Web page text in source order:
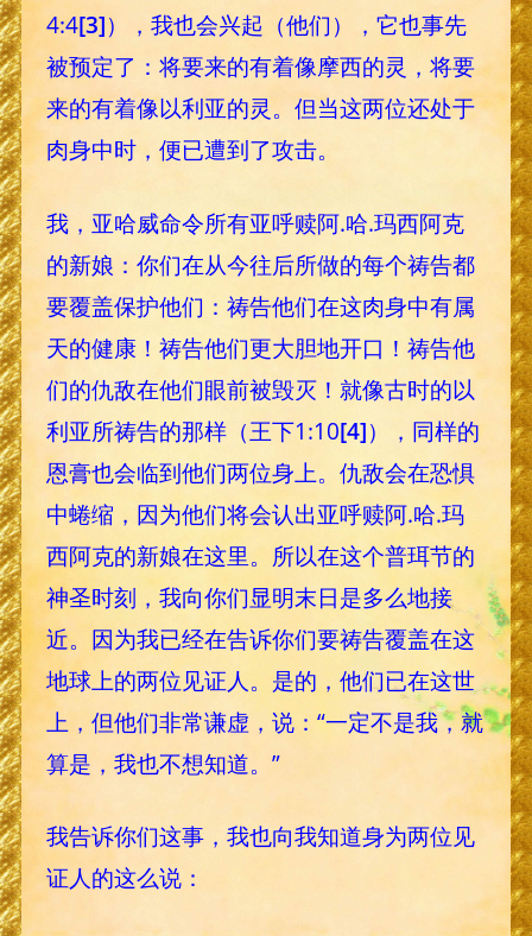
4:4[3]），我也会兴起（他们），它也事先
被预定了：将要来的有着像摩西的灵，将要
来的有着像以利亚的灵。但当这两位还处于
肉身中时，便已遭到了攻击。
我，亚哈威命令所有亚呼赎阿.哈.玛西阿克
的新娘：你们在从今往后所做的每个祷告都
要覆盖保护他们：祷告他们在这肉身中有属
天的健康！祷告他们更大胆地开口！祷告他
们的仇敌在他们眼前被毁灭！就像古时的以
利亚所祷告的那样（王下1:10[4]），同样的
恩膏也会临到他们两位身上。仇敌会在恐惧
中蜷缩，因为他们将会认出亚呼赎阿.哈.玛
西阿克的新娘在这里。所以在这个普珥节的
神圣时刻，我向你们显明末日是多么地接
近。因为我已经在告诉你们要祷告覆盖在这
地球上的两位见证人。是的，他们已在这世
上，但他们非常谦虚，说：“一定不是我，就
算是，我也不想知道。”
我告诉你们这事，我也向我知道身为两位见
证人的这么说：